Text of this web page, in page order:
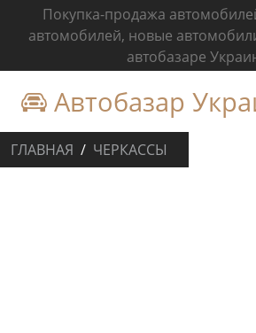
Покупка-продажа
автомобилей, новые
автобазаре
Автобазар
ГЛАВНАЯ ЧЕРКАССЫ